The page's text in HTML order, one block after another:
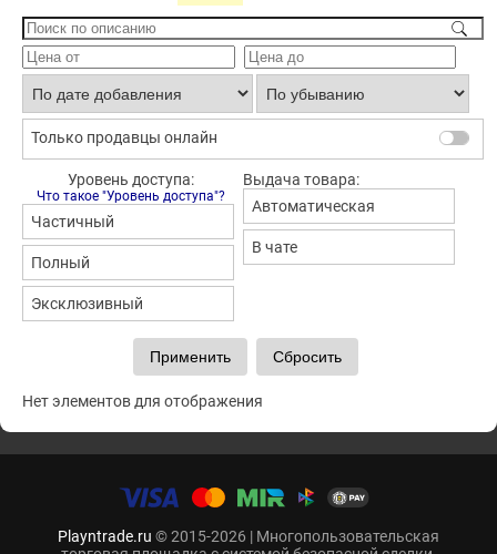
Только продавцы онлайн
Уровень доступа:
Что такое "Уровень доступа"?
Частичный
Полный
Эксклюзивный
Выдача товара:
Автоматическая
В чате
Нет элементов для отображения
Playntrade.ru © 2015-2026 | Многопользовательская